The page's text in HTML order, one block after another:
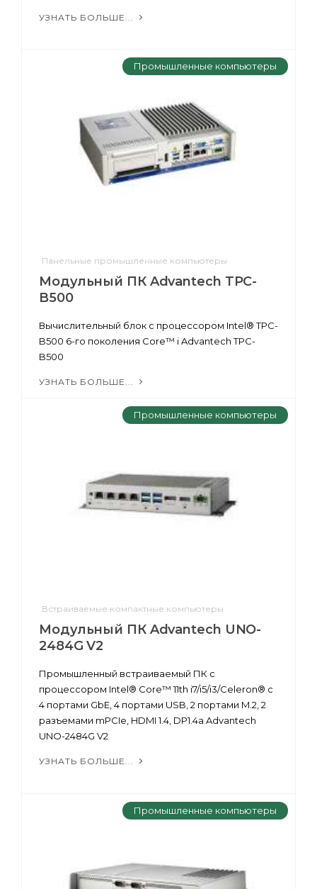
УЗНАТЬ БОЛЬШЕ...
Промышленные компьютеры
Панельные промышленные компьютеры
Модульный ПК Advantech TPC-
B500
Вычислительный блок с процессором Intel® TPC-
B500 6-го поколения Core™ i Advantech TPC-
B500
УЗНАТЬ БОЛЬШЕ...
Промышленные компьютеры
Встраиваемые компактные компьютеры
Модульный ПК Advantech UNO-
2484G V2
Промышленный встраиваемый ПК с
процессором Intel® Core™ 11th i7/i5/i3/Celeron® с
4 портами GbE, 4 портами USB, 2 портами M.2, 2
разъемами mPCIe, HDMI 1.4, DP1.4a Advantech
UNO-2484G V2
УЗНАТЬ БОЛЬШЕ...
Промышленные компьютеры